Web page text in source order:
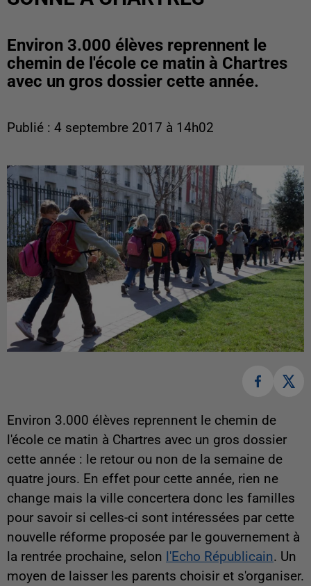
Environ 3.000 élèves reprennent le
chemin de l'école ce matin à Chartres
avec un gros dossier cette année.
Publié : 4 septembre 2017 à 14h02
Environ 3.000 élèves reprennent le chemin de
l'école ce matin à Chartres avec un gros dossier
cette année : le retour ou non de la semaine de
quatre jours. En effet pour cette année, rien ne
change mais la ville concertera donc les familles
pour savoir si celles-ci sont intéressées par cette
nouvelle réforme proposée par le gouvernement à
la rentrée prochaine, selon l'Echo Républicain. Un
moyen de laisser les parents choisir et s'organiser.